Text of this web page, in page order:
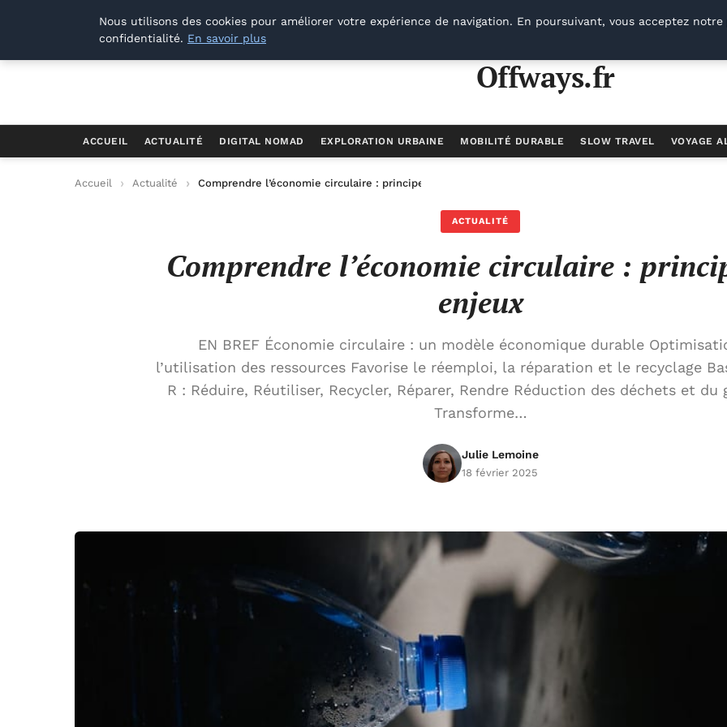
Offways.fr
Offways.fr
ACCUEIL ACTUALITÉ DIGITAL NOMAD EXPLORATION URBAINE MOBILITÉ DURABLE SLOW TRAVEL VOYAGE
Accueil Actualité Comprendre l’économie circulaire : principes et enjeux
ACTUALITÉ
Comprendre l’économie circulaire :
enjeux
EN BREF Économie circulaire : un modèle économique durable
l’utilisation des ressources Favorise le réemploi, la réparation et le recyclage
R : Réduire, Réutiliser, Recycler, Réparer, Rendre Réduction des déchets et du
Transforme…
Julie Lemoine
18 février 2025
Nous utilisons des cookies pour améliorer votre expérience de navigation. En poursuivant, vous acceptez
confidentialité. En savoir plus